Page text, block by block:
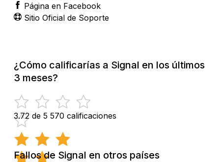
Página en Facebook
Sitio Oficial de Soporte
¿Cómo calificarías a Signal en los últimos
3 meses?
3.72 de 5 570 calificaciones
Fallos de Signal en otros países